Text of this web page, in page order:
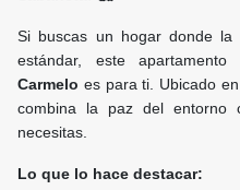
Si buscas un hogar donde
estándar, este
Carmelo es para ti. Ubicado
combina la paz del
necesitas.
Lo que lo hace destacar: